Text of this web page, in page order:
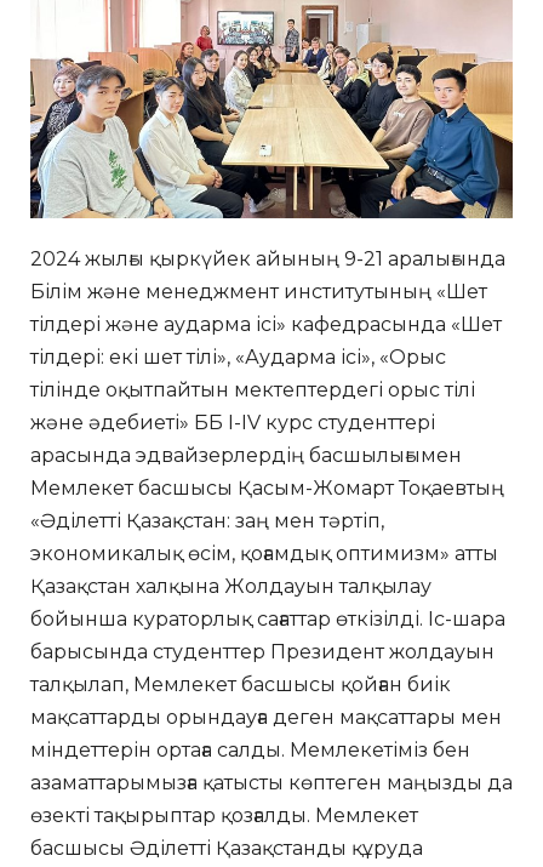
2024 жылғы қыркүйек айының 9-21 аралығында
Білім және менеджмент институтының «Шет
тілдері және аударма ісі» кафедрасында «Шет
тілдері: екі шет тілі», «Аударма ісі», «Орыс
тілінде оқытпайтын мектептердегі орыс тілі
және әдебиеті» ББ I-IV курс студенттері
арасында эдвайзерлердің басшылығымен
Мемлекет басшысы Қасым-Жомарт Тоқаевтың
«Әділетті Қазақстан: заң мен тәртіп,
экономикалық өсім, қоғамдық оптимизм» атты
Қазақстан халқына Жолдауын талқылау
бойынша кураторлық сағаттар өткізілді. Іс-шара
барысында студенттер Президент жолдауын
талқылап, Мемлекет басшысы қойған биік
мақсаттарды орындауға деген мақсаттары мен
міндеттерін ортаға салды. Мемлекетіміз бен
азаматтарымызға қатысты көптеген маңызды да
өзекті тақырыптар қозғалды. Мемлекет
басшысы Әділетті Қазақстанды құруда